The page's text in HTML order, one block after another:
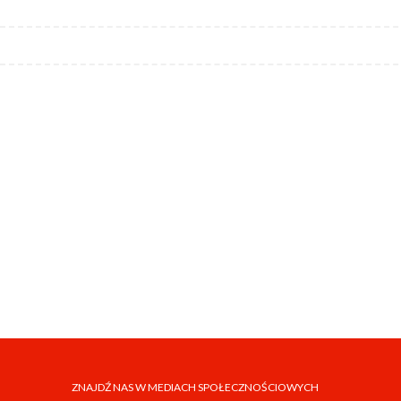
ZNAJDŹ NAS W MEDIACH SPOŁECZNOŚCIOWYCH